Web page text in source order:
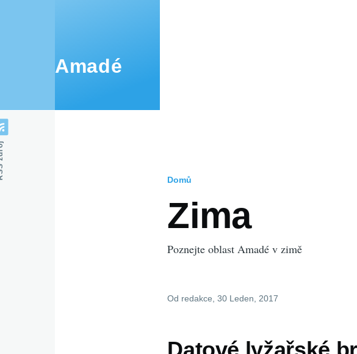
Amadé
navigace
Domů
Zima
Poznejte oblast Amadé v zimě
Od redakce , 30 Leden, 2017